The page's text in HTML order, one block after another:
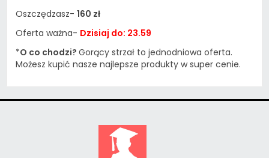
Oszczędzasz- 160 zł
Oferta ważna- Dzisiaj do: 23.59
*O co chodzi? Gorący strzał to jednodniowa oferta.
Możesz kupić nasze najlepsze produkty w super cenie.